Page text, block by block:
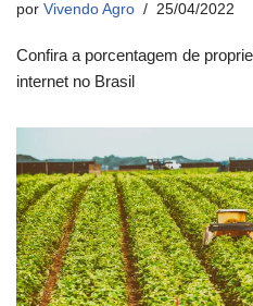
por Vivendo Agro 25/04/2022
Confira a porcentagem de
internet no Brasil